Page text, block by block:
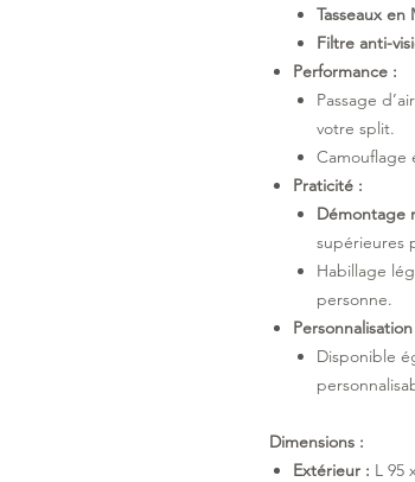
Tasseaux en
Filtre anti-
Performance :
Passage
votre split.
Camouflage
Praticité :
Démontage
supérieures
Habillage
personne.
Disponible
Dimensions :
Extérieur : L 95